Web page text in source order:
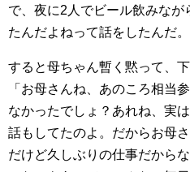
で、夜に2人でビール飲みな
たんだよねって話をしたんだ。
すると母ちゃん暫く黙って、下
「お母さんね、あのころ相当
なかったでしょ？あれね、実
話もしてたのよ。だからお母
だけど久しぶりの仕事だから